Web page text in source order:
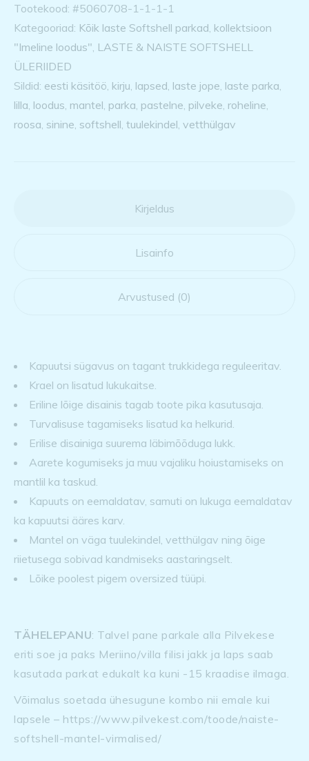
Tootekood: #5060708-1-1-1-1
Kategooriad: Kõik laste Softshell parkad kollektsioon
"Imeline loodus" LASTE & NAISTE SOFTSHELL
ÜLERIIDED
Sildid: eesti käsitöö kirju lapsed laste jope laste parka
lilla loodus mantel parka pastelne pilveke roheline
roosa sinine softshell tuulekindel vetthülgav
Kirjeldus
Lisainfo
Arvustused (0)
Kapuutsi sügavus on tagant trukkidega reguleeritav.
Krael on lisatud lukukaitse.
Eriline lõige disainis tagab toote pika kasutusaja.
Turvalisuse tagamiseks lisatud ka helkurid.
Erilise disainiga suurema läbimõõduga lukk.
Aarete kogumiseks ja muu vajaliku hoiustamiseks on
mantlil ka taskud.
Kapuuts on eemaldatav, samuti on lukuga eemaldatav
ka kapuutsi ääres karv.
Mantel on väga tuulekindel, vetthülgav ning õige
riietusega sobivad kandmiseks aastaringselt.
Lõike poolest pigem oversized tüüpi.
TÄHELEPANU: Talvel pane parkale alla Pilvekese
eriti soe ja paks Meriino/villa filisi jakk ja laps saab
kasutada parkat edukalt ka kuni -15 kraadise ilmaga.
Võimalus soetada ühesugune kombo nii emale kui
lapsele – https://www.pilvekest.com/toode/naiste-
softshell-mantel-virmalised/